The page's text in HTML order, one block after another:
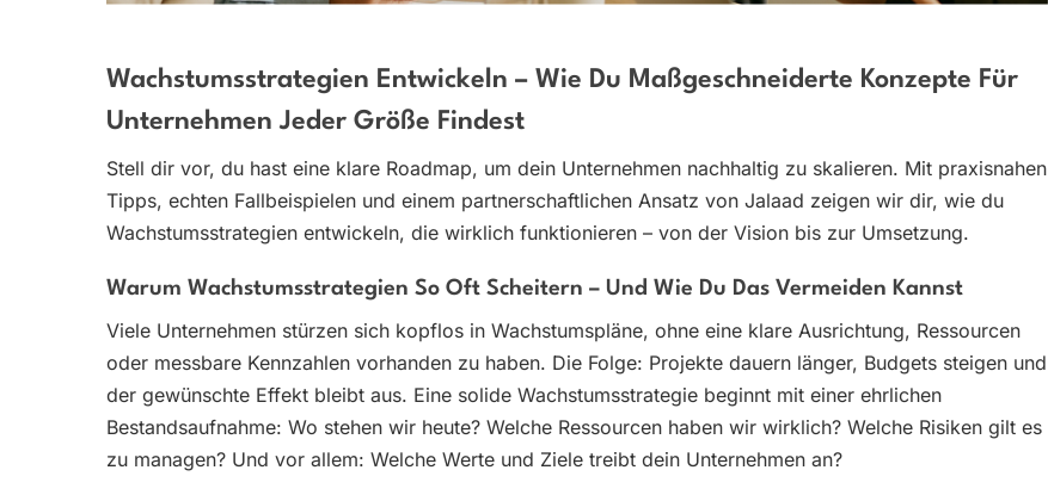
Wachstumsstrategien Entwickeln – Wie Du Maßgeschneiderte Konzepte Für
Unternehmen Jeder Größe Findest
Stell dir vor, du hast eine klare Roadmap, um dein Unternehmen nachhaltig zu skalieren. Mit praxisnahen
Tipps, echten Fallbeispielen und einem partnerschaftlichen Ansatz von Jalaad zeigen wir dir, wie du
Wachstumsstrategien entwickeln, die wirklich funktionieren – von der Vision bis zur Umsetzung.
Warum Wachstumsstrategien So Oft Scheitern – Und Wie Du Das Vermeiden Kannst
Viele Unternehmen stürzen sich kopflos in Wachstumspläne, ohne eine klare Ausrichtung, Ressourcen
oder messbare Kennzahlen vorhanden zu haben. Die Folge: Projekte dauern länger, Budgets steigen und
der gewünschte Effekt bleibt aus. Eine solide Wachstumsstrategie beginnt mit einer ehrlichen
Bestandsaufnahme: Wo stehen wir heute? Welche Ressourcen haben wir wirklich? Welche Risiken gilt es
zu managen? Und vor allem: Welche Werte und Ziele treibt dein Unternehmen an?